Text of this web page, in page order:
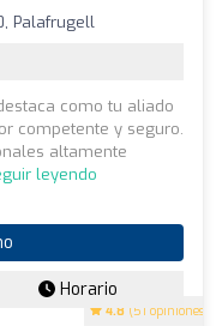
4.8 (51 opiniones)
Palafrugell
como tu aliado
competente y seguro.
altamente
leyendo
Horario